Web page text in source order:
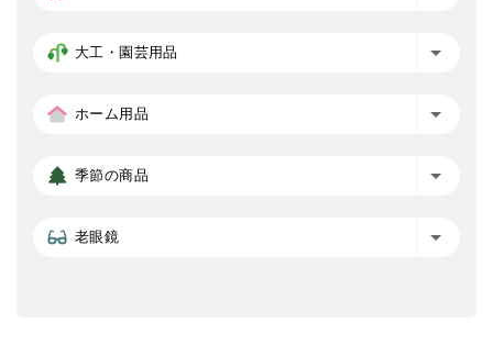
大工・園芸用品
ホーム用品
季節の商品
老眼鏡